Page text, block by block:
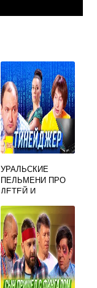
УРАЛЬСКИЕ
ПЕЛЬМЕНИ ПРО
ДЕТЕЙ И